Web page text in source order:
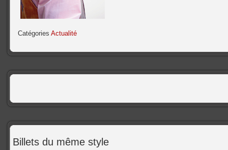
Catégories Actualité
Billets du même style